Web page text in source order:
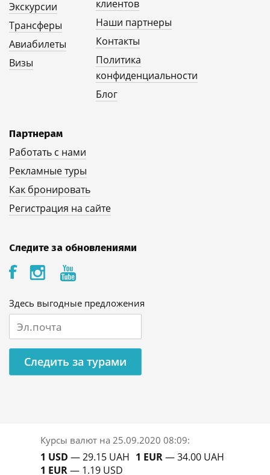
Экскурсии
Трансферы
Авиабилеты
Визы
клиентов
Наши партнеры
Контакты
Политика
конфиденциальности
Блог
Партнерам
Работать с нами
Рекламные туры
Как бронировать
Регистрация на сайте
Следите за обновлениями
Здесь выгодные предложения
Следить за турами
Курсы валют на 25.09.2020 08:09:
1 USD — 29.15 UAH
1 EUR— 1.19 USD
1 EUR— 34.00 UAH